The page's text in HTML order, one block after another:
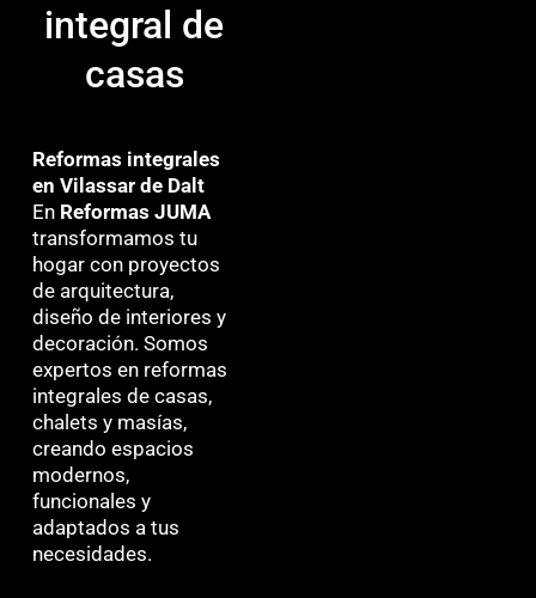
integral de
casas
Reformas integrales
en Vilassar de Dalt
En Reformas JUMA
transformamos tu
hogar con proyectos
de arquitectura,
diseño de interiores y
decoración. Somos
expertos en reformas
integrales de casas,
chalets y masías,
creando espacios
modernos,
funcionales y
adaptados a tus
necesidades.